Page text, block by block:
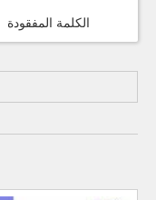
الكلمة المفقودة